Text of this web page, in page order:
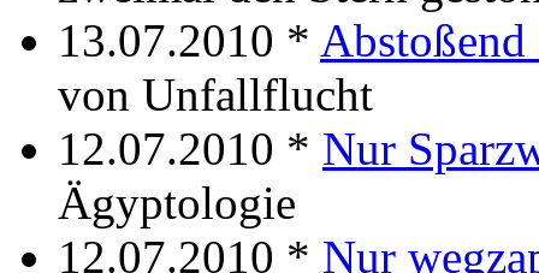
13.07.2010 * Abstoßend
von Unfallflucht
12.07.2010 * Nur
Ägyptologie
12.07.2010 * Nur